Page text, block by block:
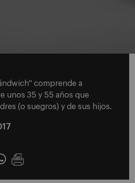
comprende a
unos 35 y 55 años que
(o suegros) y de sus hijos.